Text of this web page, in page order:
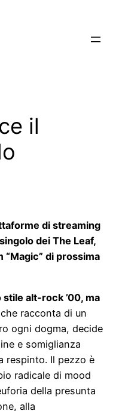
il
di streaming
dei The Leaf,
“Magic” di prossima
stile alt-rock ’00, ma
racconta di un
ogni dogma, decide
e somiglianza
respinto. Il pezzo è
radicale di mood
della presunta
alla